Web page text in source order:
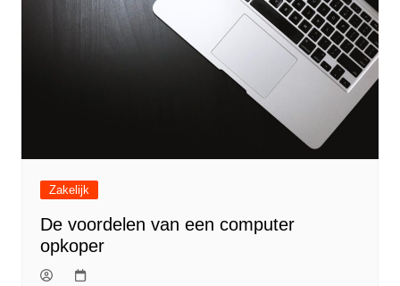
Zakelijk
De voordelen van een computer
opkoper